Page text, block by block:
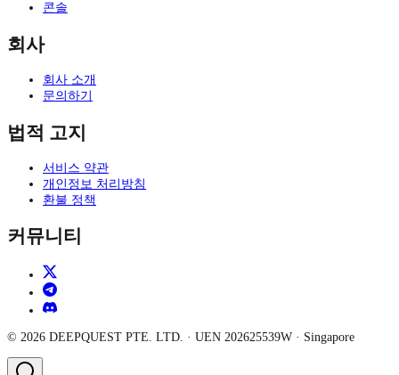
콘솔
회사
회사 소개
문의하기
법적 고지
서비스 약관
개인정보 처리방침
환불 정책
커뮤니티
© 2026 DEEPQUEST PTE. LTD. · UEN 202625539W · Singapore